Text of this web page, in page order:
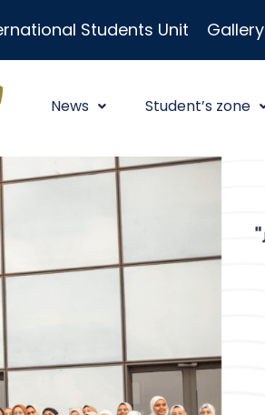
Students Unit Gallery
News Student’s zone